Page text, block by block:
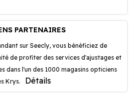
PARTENAIRES
sur Seecly, vous bénéficiez de
de profiter des services d'ajustages et
dans l'un des 1000 magasins opticiens
Krys.
Détails